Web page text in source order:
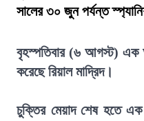
সালের ৩০ জুন পর্যন্ত
বৃহস্পতিবার (৬ আগস্ট) এক
করেছে রিয়াল মাদ্রিদ।
চুক্তির মেয়াদ শেষ হতে